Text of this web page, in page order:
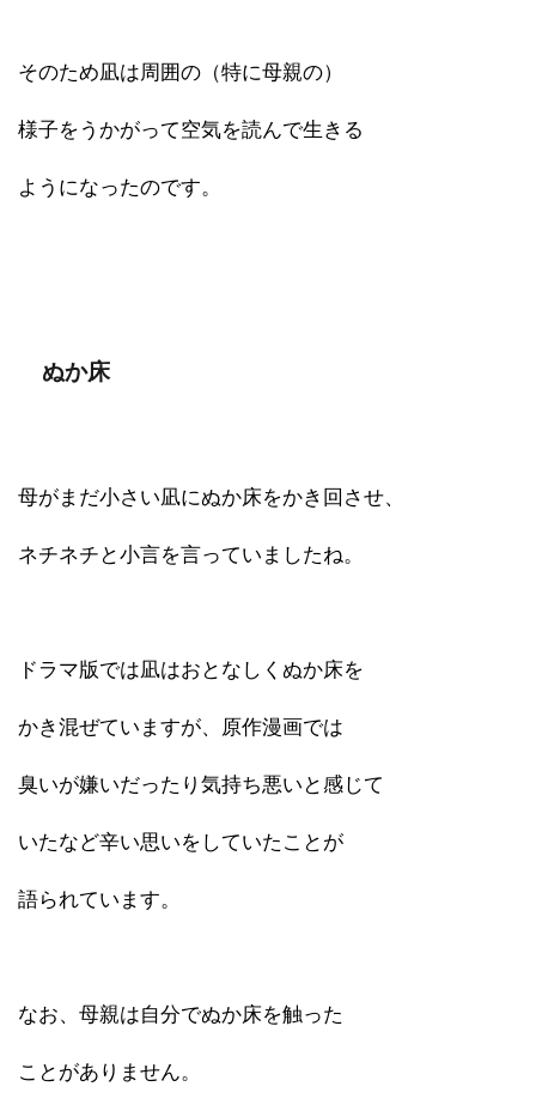
そのため凪は周囲の（特に母親の）
様子をうかがって空気を読んで生きる
ようになったのです。
ぬか床
母がまだ小さい凪にぬか床をかき回させ、
ネチネチと小言を言っていましたね。
ドラマ版では凪はおとなしくぬか床を
かき混ぜていますが、原作漫画では
臭いが嫌いだったり気持ち悪いと感じて
いたなど辛い思いをしていたことが
語られています。
なお、母親は自分でぬか床を触った
ことがありません。